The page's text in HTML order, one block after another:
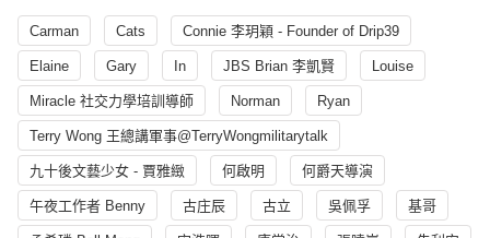
Carman Cats Connie 李玥穎 - Founder of Drip39
Elaine Gary In JBS Brian 李凱賢 Louise
Miracle 社交力學培訓導師 Norman Ryan
Terry Wong 王總講軍事@TerryWongmilitarytalk
九十後文藝少女 - 賈雅緻 何啟明 何爵天導演
午夜工作者 Benny 古庄辰 古立 吳佩孚 基哥